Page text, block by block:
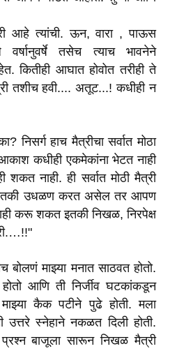
आहे त्यांची. ऊन, वारा , पाऊस
तसेच त्याच भावनेने
कितीही आघात होवोत तरीही ते
तशीच हवी.... अतूट...! कधीही न
निसर्ग हाच मैत्रीचा सर्वात मोठा
कधीही एकमेकांना भेटत नाही
शकत नाही. ही सर्वात मोठी मैत्री
इतकी उधळण करत असेल तर आपण
करू शकत इतकी निखळ, निरपेक्ष
बोलणं माझ्या मनात साठवत होतो.
आणि ती निर्जीव घटकांकडून
कैक पटीने पुढे होती. मला
उत्तरे स्नेहाने नकळत दिली होती.
प्रश्न बाजूला सारून निखळ मैत्री